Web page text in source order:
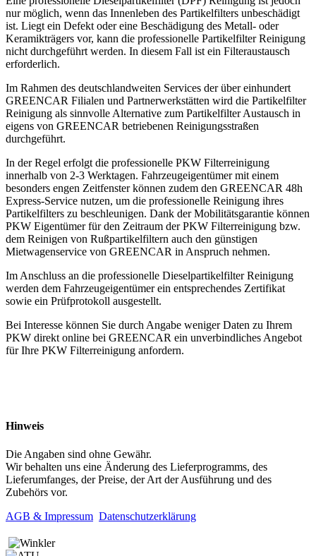
nur möglich, wenn das Innenleben des Partikelfilters unbeschädigt
ist. Liegt ein Defekt oder eine Beschädigung des Metall- oder
Keramikträgers vor, kann die professionelle Partikelfilter Reinigung
nicht durchgeführt werden. In diesem Fall ist ein Filteraustausch
erforderlich.
Im Rahmen des deutschlandweiten Services der über einhundert
GREENCAR Filialen und Partnerwerkstätten wird die Partikelfilter
Reinigung als sinnvolle Alternative zum Partikelfilter Austausch in
eigens von GREENCAR betriebenen Reinigungsstraßen
durchgeführt.
In der Regel erfolgt die professionelle PKW Filterreinigung
innerhalb von 2-3 Werktagen. Fahrzeugeigentümer mit einem
besonders engen Zeitfenster können zudem den GREENCAR 48h
Express-Service nutzen, um die professionelle Reinigung ihres
Partikelfilters zu beschleunigen. Dank der Mobilitätsgarantie können
PKW Eigentümer für den Zeitraum der PKW Filterreinigung bzw.
dem Reinigen von Rußpartikelfiltern auch den günstigen
Mietwagenservice von GREENCAR in Anspruch nehmen.
Im Anschluss an die professionelle Dieselpartikelfilter Reinigung
werden dem Fahrzeugeigentümer ein entsprechendes Zertifikat
sowie ein Prüfprotokoll ausgestellt.
Bei Interesse können Sie durch Angabe weniger Daten zu Ihrem
PKW direkt online bei GREENCAR ein unverbindliches Angebot
für Ihre PKW Filterreinigung anfordern.
Hinweis
Die Angaben sind ohne Gewähr.
Wir behalten uns eine Änderung des Lieferprogramms, des
Lieferumfanges, der Preise, der Art der Ausführung und des
Zubehörs vor.
AGB & Impressum Datenschutzerklärung